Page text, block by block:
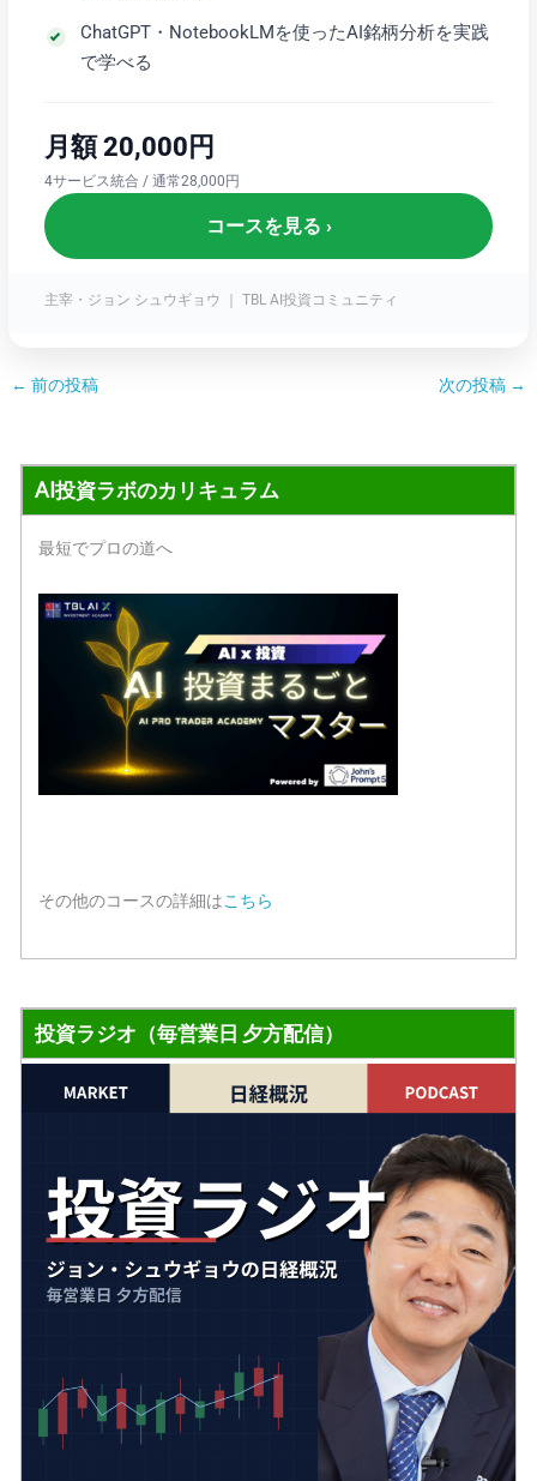
ChatGPT・NotebookLMを使ったAI銘柄分析を実践
で学べる
月額 20,000円
4サービス統合 / 通常28,000円
コースを見る ›
主宰・ジョン シュウギョウ ｜ TBL AI投資コミュニティ
← 前の投稿 次の投稿 →
AI投資ラボのカリキュラム
最短でプロの道へ
その他のコースの詳細はこちら
投資ラジオ（毎営業日 夕方配信）